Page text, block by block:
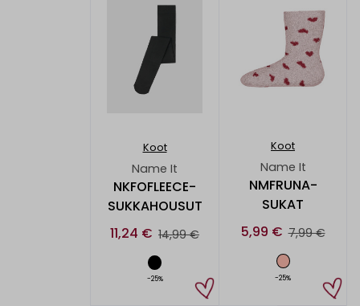
Koot
Name It
NKFOFLEECE-
SUKKAHOUSUT
11,24 € 14,99 €
-25%
Koot
Name It
NMFRUNA-
SUKAT
5,99 € 7,99 €
-25%